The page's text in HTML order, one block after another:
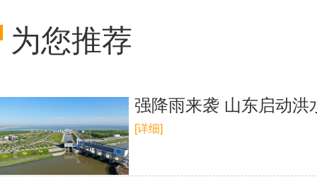
为您推荐
强降雨来袭 山东启动
[详细]